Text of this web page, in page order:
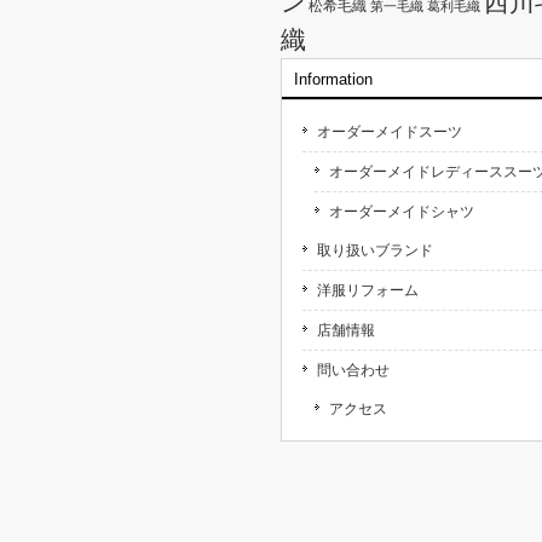
松希毛織 第一毛織 葛利毛織
織
Information
オーダーメイドスーツ
オーダーメイドレディーススー
オーダーメイドシャツ
取り扱いブランド
洋服リフォーム
店舗情報
問い合わせ
アクセス